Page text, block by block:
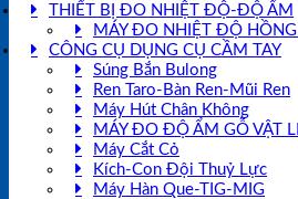
THIẾT BỊ ĐO NHIỆT ĐỘ-ĐỘ ẨM
MÁY ĐO NHIỆT ĐỘ HỒNG
CÔNG CỤ DỤNG CỤ CẦM TAY
Súng Bắn Bulong
Ren Taro-Bàn Ren-Mũi Ren
Máy Hút Chân Không
MÁY ĐO ĐỘ ẨM GỖ VẬT
Máy Cắt Cỏ
Kích-Con Đội Thuỷ Lực
Máy Hàn Que-TIG-MIG